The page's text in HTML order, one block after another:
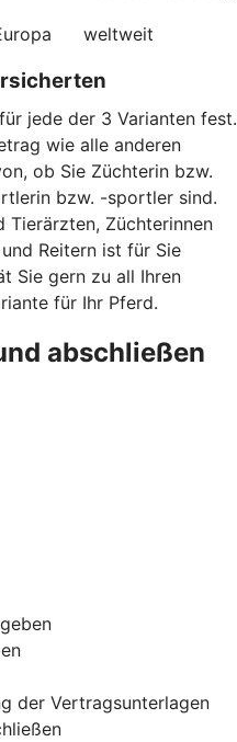
weltweit
jede der 3 Varianten fest.
wie alle anderen
ob Sie Züchterin bzw.
bzw. -sportler sind.
Tierärzten, Züchterinnen
Reitern ist für Sie
Sie gern zu all Ihren
für Ihr Pferd.
abschließen
der Vertragsunterlagen